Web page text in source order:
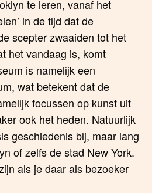
te leren, vanaf het
in de tijd dat de
scepter zwaaiden tot het
het vandaag is, komt
is namelijk een
wat betekent dat de
focussen op kunst uit
ook het heden. Natuurlijk
geschiedenis bij, maar lang
of zelfs de stad New York.
als je daar als bezoeker